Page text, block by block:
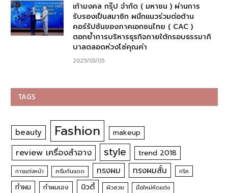
เก้ามงคล กรุ๊ป จำกัด ( มหาชน ) ผ่านการ
รับรองเป็นสมาชิก ผนึกแนวร่วมต่อต้าน
คอร์รัปชันของภาคเอกชนไทย ( CAC )
ตอกย้ำการบริหารธุรกิจภายใต้กรอบธรรมาภิ
บาลตลอดห่วงโซ่คุณค่า
2025/03/05
TAGS
beauty Fashion makeup
review เครื่องสำอาง style trend 2018
การแต่งหน้า ครีมกันแดด ทรงผม ทรงผมสั้น ทริค
ทำผม ทำผมเอง บิวตี้ ผิวสวย มือใหม่หัดแต่ง